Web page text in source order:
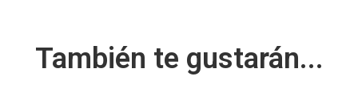
También te gustarán...